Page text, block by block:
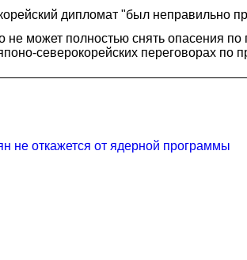
дипломат "был неправильно
не может полностью снять опасения
северокорейских переговорах по
не откажется от ядерной программы